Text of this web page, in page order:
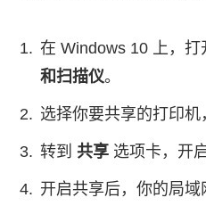
在 Windows 10 上，打
和扫描仪。
选择你要共享的打印机
转到 共享 选项卡，开
开启共享后，你的局